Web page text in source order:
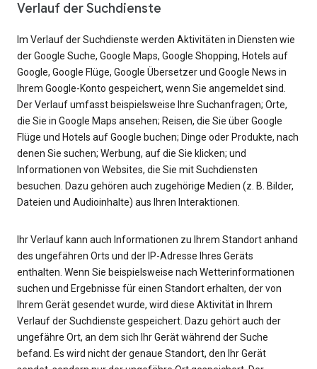
Verlauf der Suchdienste
Im Verlauf der Suchdienste werden Aktivitäten in Diensten wie
der Google Suche, Google Maps, Google Shopping, Hotels auf
Google, Google Flüge, Google Übersetzer und Google News in
Ihrem Google-Konto gespeichert, wenn Sie angemeldet sind.
Der Verlauf umfasst beispielsweise Ihre Suchanfragen; Orte,
die Sie in Google Maps ansehen; Reisen, die Sie über Google
Flüge und Hotels auf Google buchen; Dinge oder Produkte, nach
denen Sie suchen; Werbung, auf die Sie klicken; und
Informationen von Websites, die Sie mit Suchdiensten
besuchen. Dazu gehören auch zugehörige Medien (z. B. Bilder,
Dateien und Audioinhalte) aus Ihren Interaktionen.
Ihr Verlauf kann auch Informationen zu Ihrem Standort anhand
des ungefähren Orts und der IP-Adresse Ihres Geräts
enthalten. Wenn Sie beispielsweise nach Wetterinformationen
suchen und Ergebnisse für einen Standort erhalten, der von
Ihrem Gerät gesendet wurde, wird diese Aktivität in Ihrem
Verlauf der Suchdienste gespeichert. Dazu gehört auch der
ungefähre Ort, an dem sich Ihr Gerät während der Suche
befand. Es wird nicht der genaue Standort, den Ihr Gerät